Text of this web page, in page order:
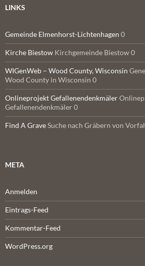
LINKS
Gemeinde Elmenhorst-Lichtenhagen 0
Kirche Biestow Kirchgemeinde Biestow 0
WIGenWeb – Wood County, Wisconsin
Wood County in Wisconsin 0
Onlineprojekt Gefallenendenkmäler
Gefallenendenkmäler 0
Find A GraveSuche nach Gräbern von
META
Anmelden
Eintrags-Feed
Kommentar-Feed
WordPress.org